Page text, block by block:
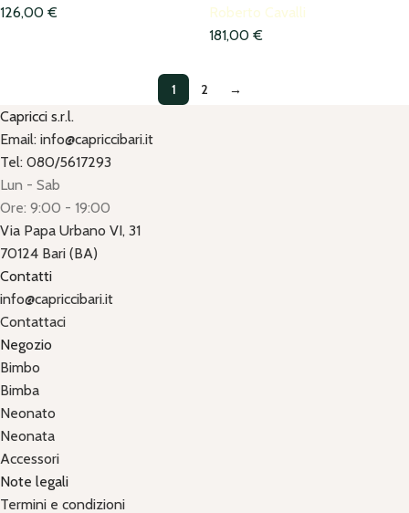
126,00 €
Roberto Cavalli
181,00 €
1 2 →
Capricci s.r.l.
Email: info@capriccibari.it
Tel: 080/5617293
Lun - Sab
Ore: 9:00 - 19:00
Via Papa Urbano VI, 31
70124 Bari (BA)
Contatti
info@capriccibari.it
Contattaci
Negozio
Bimbo
Bimba
Neonato
Neonata
Accessori
Note legali
Termini e condizioni